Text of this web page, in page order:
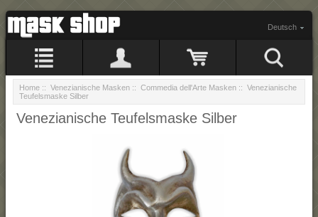
Deutsch
Home :: Venezianische Masken :: Commedia dell'Arte Masken :: Venezianische
Teufelsmaske Silber
Venezianische Teufelsmaske Silber